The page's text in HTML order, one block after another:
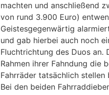
machten und anschließend
von rund 3.900 Euro)
Geistesgegenwärtig
und gab hierbei auch noch
Fluchtrichtung des Duos an.
Rahmen ihrer Fahndung die
Fahrräder tatsächlich stellen
Bei den beiden